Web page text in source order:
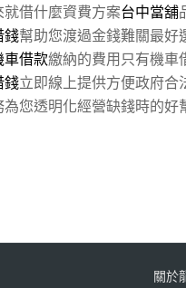
借什麼資費方案台中當舖
錢幫助您渡過金錢難關最
車借款繳納的費用只有機車
錢立即線上提供方便政府
您透明化經營缺錢時的好
關於